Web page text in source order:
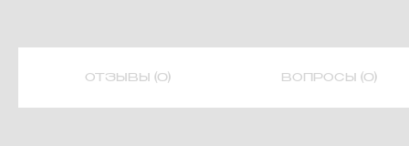
ОТЗЫВЫ (0) ВОПРОСЫ (0)